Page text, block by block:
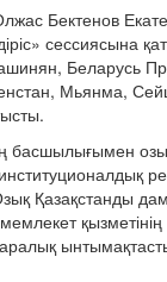
Бектенов
сессиясына
Беларусь
Мьянма,
басшылығымен
Қазақстанды
қызметінің